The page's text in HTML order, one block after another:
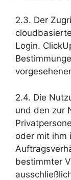
2.3. Der
Login.
2.4. Die
und den zur
oder mit ihm
bestimmter